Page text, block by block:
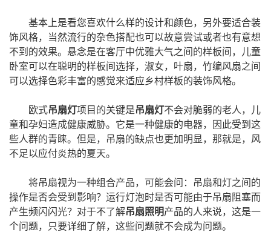
基本上是看您喜欢什么样的设计和颜色，另外要适合装
饰风格，当然流行的杂色搭配也可以故意尝试或者也有意想
不到的效果。悬念是在客厅中优雅大气之间的样板间，儿童
卧室可以在聪明的样板间选择，淑女，叶扇，竹编风扇之间
可以选择色彩丰富的感觉来适应乡村样板的装饰风格。
欧式吊扇灯项目的关键是吊扇灯不会对脆弱的老人，儿
童和孕妇造成健康威胁。它是一种健康的电器，因此受到这
些人群的青睐。但是，吊扇的缺点也更加明显，那就是，风
不足以应付炎热的夏天。
将吊扇视为一种组合产品，可能会问：吊扇和灯之间的
操作是否会受到影响？运行灯泡时是否可能由于吊扇阻塞而
产生频闪闪光？对于不了解吊扇照明产品的人来说，这是一
个问题，只要详细了解，这些问题就不会成为问题。